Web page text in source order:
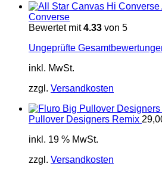
Converse
Bewertet mit4.33 von 5
Ungeprüfte
inkl. MwSt.
zzgl. Versandkosten
Pullover Designers Remix
inkl. 19 % MwSt.
zzgl. Versandkosten